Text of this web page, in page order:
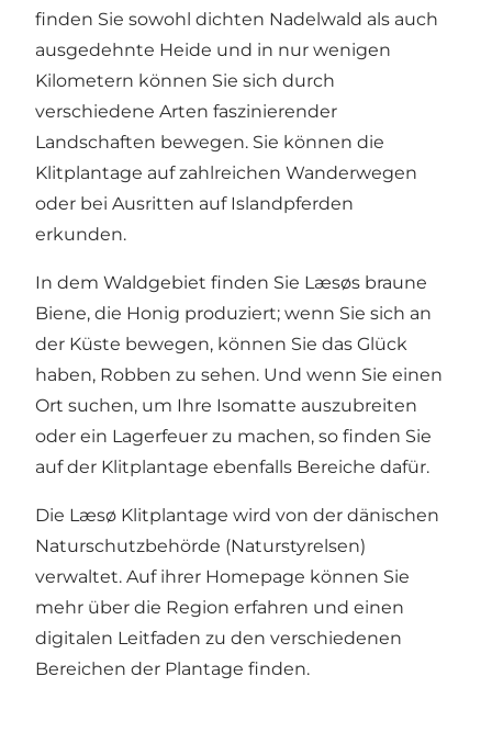
finden Sie sowohl dichten Nadelwald als auch
ausgedehnte Heide und in nur wenigen
Kilometern können Sie sich durch
verschiedene Arten faszinierender
Landschaften bewegen. Sie können die
Klitplantage auf zahlreichen Wanderwegen
oder bei Ausritten auf Islandpferden
erkunden.
In dem Waldgebiet finden Sie Læsøs braune
Biene, die Honig produziert; wenn Sie sich an
der Küste bewegen, können Sie das Glück
haben, Robben zu sehen. Und wenn Sie einen
Ort suchen, um Ihre Isomatte auszubreiten
oder ein Lagerfeuer zu machen, so finden Sie
auf der Klitplantage ebenfalls Bereiche dafür.
Die Læsø Klitplantage wird von der dänischen
Naturschutzbehörde (Naturstyrelsen)
verwaltet. Auf ihrer Homepage können Sie
mehr über die Region erfahren und einen
digitalen Leitfaden zu den verschiedenen
Bereichen der Plantage finden.